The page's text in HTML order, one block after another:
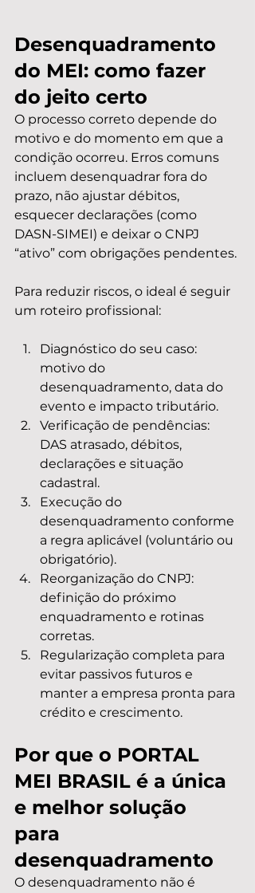
Desenquadramento
do MEI: como fazer
do jeito certo
O processo correto depende do
motivo e do momento em que a
condição ocorreu. Erros comuns
incluem desenquadrar fora do
prazo, não ajustar débitos,
esquecer declarações (como
DASN-SIMEI) e deixar o CNPJ
“ativo” com obrigações pendentes.
Para reduzir riscos, o ideal é seguir
um roteiro profissional:
Diagnóstico do seu caso:
motivo do
desenquadramento, data do
evento e impacto tributário.
Verificação de pendências:
DAS atrasado, débitos,
declarações e situação
cadastral.
Execução do
desenquadramento conforme
a regra aplicável (voluntário ou
obrigatório).
Reorganização do CNPJ:
definição do próximo
enquadramento e rotinas
corretas.
Regularização completa para
evitar passivos futuros e
manter a empresa pronta para
crédito e crescimento.
Por que o PORTAL
MEI BRASIL é a única
e melhor solução
para
desenquadramento
O desenquadramento não é